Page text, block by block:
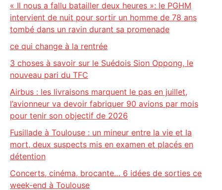
« Il nous a fallu batailler deux heures »: le PGHM
intervient de nuit pour sortir un homme de 78 ans
tombé dans un ravin durant sa promenade
ce qui change à la rentrée
3 choses à savoir sur le Suédois Sion Oppong, le
nouveau pari du TFC
Airbus : les livraisons marquent le pas en juillet,
l’avionneur va devoir fabriquer 90 avions par mois
pour tenir son objectif de 2026
Fusillade à Toulouse : un mineur entre la vie et la
mort, deux suspects mis en examen et placés en
détention
Concerts, cinéma, brocante… 6 idées de sorties ce
week-end à Toulouse